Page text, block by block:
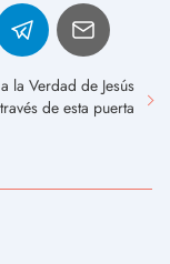
la Verdad de Jesús
de esta puerta